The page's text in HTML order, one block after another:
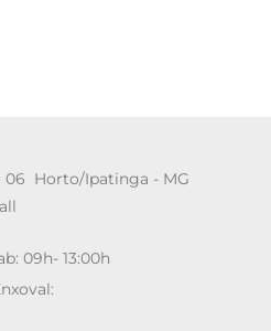
06 Horto/Ipatinga - MG
09h- 13:00h